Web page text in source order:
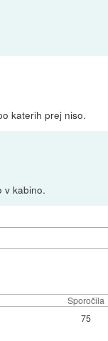
katerih prej niso.
v kabino.
Sporočila
75